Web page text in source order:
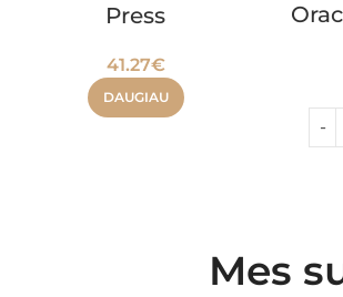
Press
41.27€
DAUGIAU
Mes